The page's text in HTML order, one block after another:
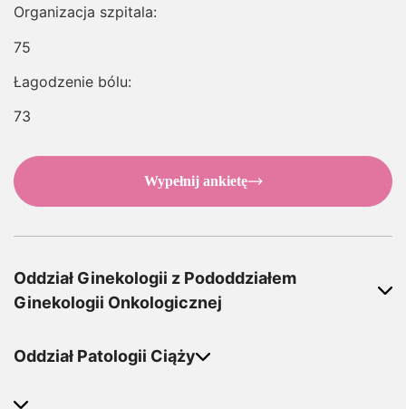
Oddział Ginekologii z Pododdziałem
Ginekologii Onkologicznej
Oddział Patologii Ciąży
Organizacja szpitala:
75
Łagodzenie bólu:
73
Wypełnij ankietę